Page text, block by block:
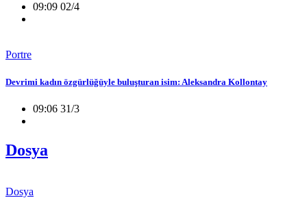
09:09 02/4
Portre
Devrimi kadın özgürlüğüyle buluşturan isim: Aleksandra Kollontay
09:06 31/3
Dosya
Dosya